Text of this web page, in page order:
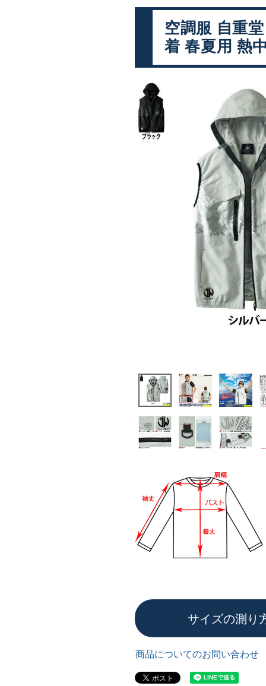
空調服 自重
着 春夏用 熱
サイズの測り
商品についてのお問い合わせ